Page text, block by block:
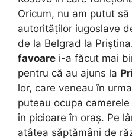
Oricum, nu am putut
autorităților iugoslave
de la Belgrad la
favoare i-a făcut mai
pentru că au ajuns la
lor, care veneau în
puteau ocupa
în picioare în oraș. Pe
atâtea săptămâni de